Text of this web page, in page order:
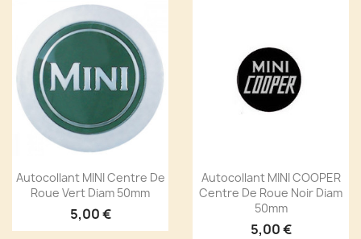
Autocollant MINI Centre De
Roue Vert Diam 50mm
5,00 €
Autocollant MINI COOPER
Centre De Roue Noir Diam
50mm
5,00 €